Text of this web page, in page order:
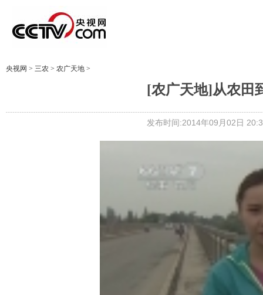
央视网 > 三农 > 农广天地 >
[农广天地]从农田
发布时间:2014年09月02日